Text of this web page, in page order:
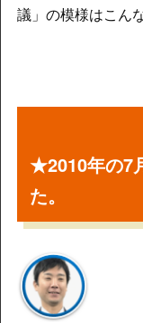
議」の模様はこん
★2010年の7
た。